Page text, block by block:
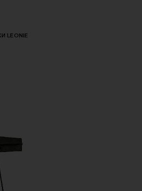
КОРСЕТНЫЙ РЕМЕНЬ CORSET